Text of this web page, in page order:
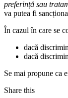
preferință sau
va putea fi
În cazul în care se
dacă
dacă
Se mai propune ca
Share this